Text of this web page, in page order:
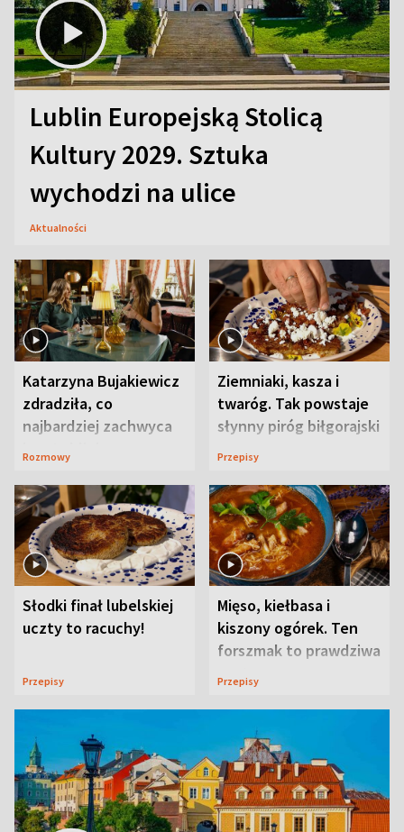
Lublin Europejską Stolicą
Kultury 2029. Sztuka
wychodzi na ulice
Aktualności
Katarzyna Bujakiewicz
zdradziła, co
najbardziej zachwyca
ją w Lublinie
Rozmowy
Ziemniaki, kasza i
twaróg. Tak powstaje
słynny piróg biłgorajski
Przepisy
Słodki finał lubelskiej
uczty to racuchy!
Przepisy
Mięso, kiełbasa i
kiszony ogórek. Ten
forszmak to prawdziwa
uczta
Przepisy